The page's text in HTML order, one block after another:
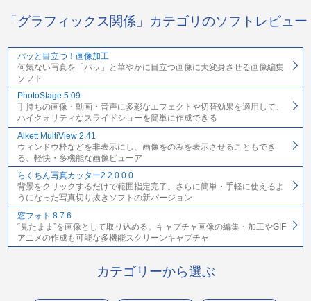
「グラフィックス関係」カテゴリのソフトレビュー
パッと目立つ！画像加工
何気ない写真を「パッ」と華やかに目立つ画像に大変身させる画像編集
ソフト
PhotoStage 5.09
手持ちの画像・動画・音声に多彩なエフェクトや切替効果を適用して、
ハイクォリティなスライドショーを簡単に作成できる
Alkett MultiView 2.41
ウィンドウ枠などを非表示にし、画像をのみを表示させることもでき
る、軽快・多機能な画像ビューア
らくちん写真カッター2 2.0.0.0
背景をクリックするだけで範囲指定完了。さらに簡単・手軽に使えるよ
うになった写真切り抜きソフトの新バージョン
窓フォト 8.7.6
“見たまま”を画像として取り込める。キャプチャ画像の編集・加工やGIF
アニメの作成も可能な多機能スクリーンキャプチャ
カテゴリーから選ぶ